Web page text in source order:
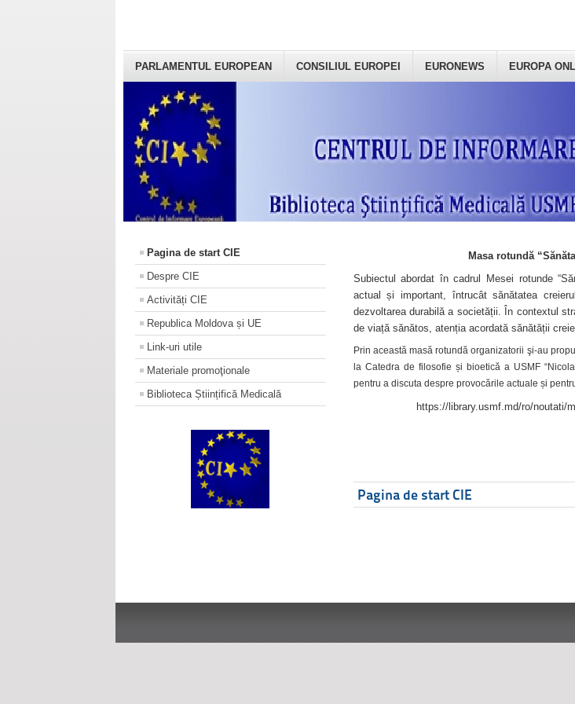
PARLAMENTUL EUROPEAN CONSILIUL EUROPEI EURONEWS EUROPA
Pagina de start CIE
Despre CIE
Activități CIE
Republica Moldova și UE
Link-uri utile
Materiale promoţionale
Biblioteca Științifică Medicală
Masa rotundă
Subiectul abordat în cadrul Mesei rotunde
actual și important, întrucât sănătatea
dezvoltarea durabilă a societății. În contextul
de viață sănătos, atenția acordată sănătății
Prin această masă rotundă organizatorii şi-au
la Catedra de filosofie și bioetică a USMF
pentru a discuta despre provocările actuale și
https://library.usmf.md/ro/noutati/
Pagina de start CIE